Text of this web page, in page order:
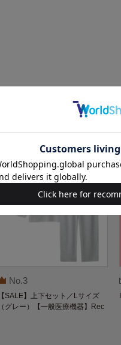
No.3
【SALE】上下セット／Lサイズ
（グレー）【一般医療機器】Rec